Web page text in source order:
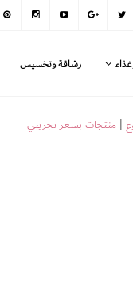
رشاقة وتخسيس
| منتجات بسعر تجريبي